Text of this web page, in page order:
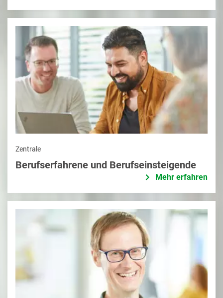
Zentrale
Berufserfahrene und Berufseinsteigende
Mehr erfahren